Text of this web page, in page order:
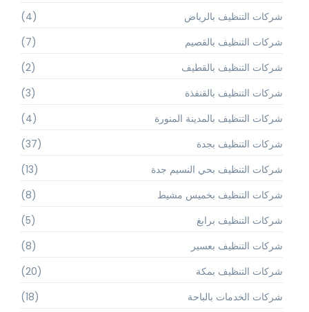
شركات التنظيف بالرياض
(4)
شركات التنظيف بالقصيم
(7)
شركات التنظيف بالقطيف
(2)
شركات التنظيف بالقنفذة
(3)
شركات التنظيف بالمدينة المنورة
(4)
شركات التنظيف بجدة
(37)
شركات التنظيف بحي النسيم جدة
(13)
شركات التنظيف بخميس مشيط
(8)
شركات التنظيف برابغ
(5)
شركات التنظيف بعسير
(8)
شركات التنظيف بمكة
(20)
شركات الخدمات بالباحة
(18)